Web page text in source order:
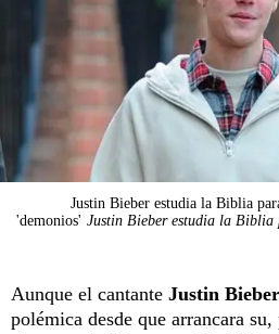
Justin Bieber estudia la Biblia
'demonios' Justin Bieber estudia la
Aunque el cantante Justin Bieber
polémica desde que arrancara